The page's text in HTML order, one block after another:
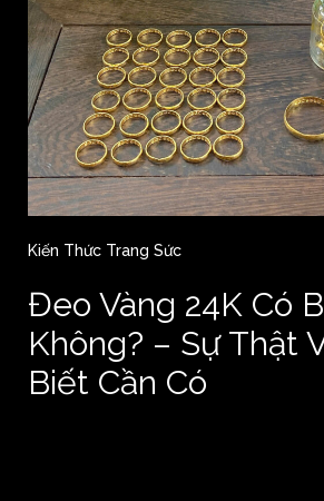
Kiến Thức Trang Sức
Đeo Vàng 24K Có
Không? – Sự Thật
Biết Cần Có